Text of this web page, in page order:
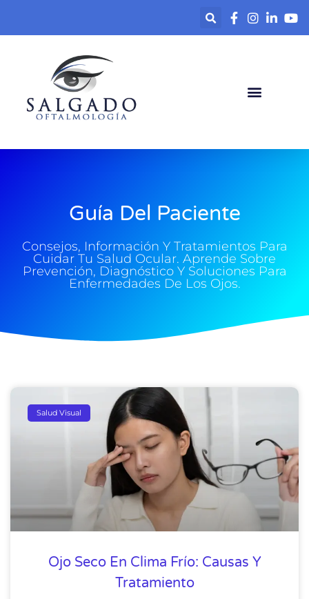
Guía Del Paciente
Consejos, Información Y Tratamientos Para
Cuidar Tu Salud Ocular. Aprende Sobre
Prevención, Diagnóstico Y Soluciones Para
Enfermedades De Los Ojos.
Salud Visual
Ojo Seco En Clima Frío: Causas Y
Tratamiento